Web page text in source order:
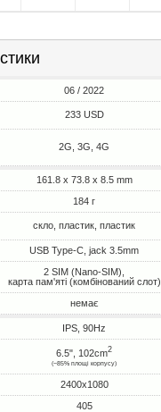
06 / 2022
233 USD
2G, 3G, 4G
161.8 x 73.8 x 8.5 mm
184 г
скло, пластик, пластик
USB Type-C, jack 3.5mm
2 SIM (Nano-SIM),
карта пам'яті (комбінований слот)
немає
IPS, 90Hz
6.5", 102cm2
(~85% площі корпусу)
2400x1080
405